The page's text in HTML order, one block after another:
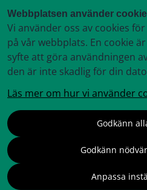
Webbplatsen använder
Vi använder oss av cookies
på vår webbplats. En cookie
syfte att göra användningen
den är inte skadlig för din
Läs mer om hur vi använder
Godkänn
Godkänn
Anpassa